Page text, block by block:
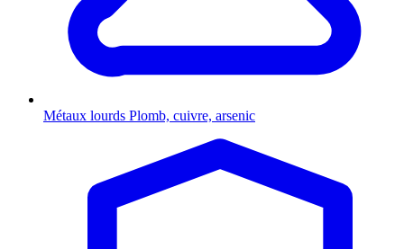
Métaux lourds Plomb, cuivre, arsenic